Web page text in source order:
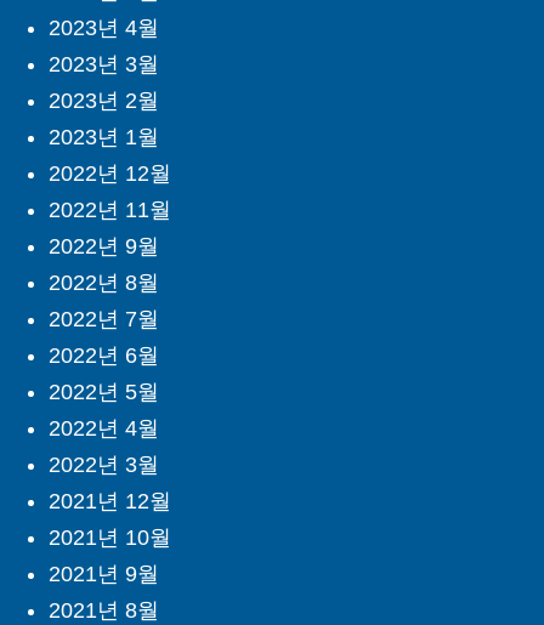
2023년 4월
2023년 3월
2023년 2월
2023년 1월
2022년 12월
2022년 11월
2022년 9월
2022년 8월
2022년 7월
2022년 6월
2022년 5월
2022년 4월
2022년 3월
2021년 12월
2021년 10월
2021년 9월
2021년 8월